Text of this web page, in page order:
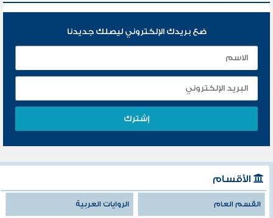
ضع بريدك الإلكتروني ليصلك جديدنا
الأقسام
القسم العام الروايات العربية